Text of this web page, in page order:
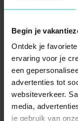
Begin je
Ontdek je
ervaring voor je
een
advertenties tot
websiteverkeer.
media,
je gebruik van
Zillertaleen
Een
huiselijke sfeer,
Oostenrijk. Onze
specialisten
bent van een
jouw wensen.